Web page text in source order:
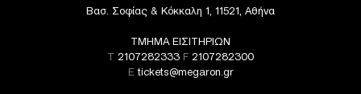
Βασ. Σοφίας & Κόκκαλη 1, 11521, Αθήνα
ΤΜΗΜΑ ΕΙΣΙΤΗΡΙΩΝ
T 2107282333 F 2107282300
Etickets@megaron.gr